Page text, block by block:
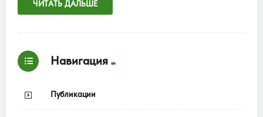
ЧИТАТЬ ДАЛЬШЕ
Навигация
Публикации